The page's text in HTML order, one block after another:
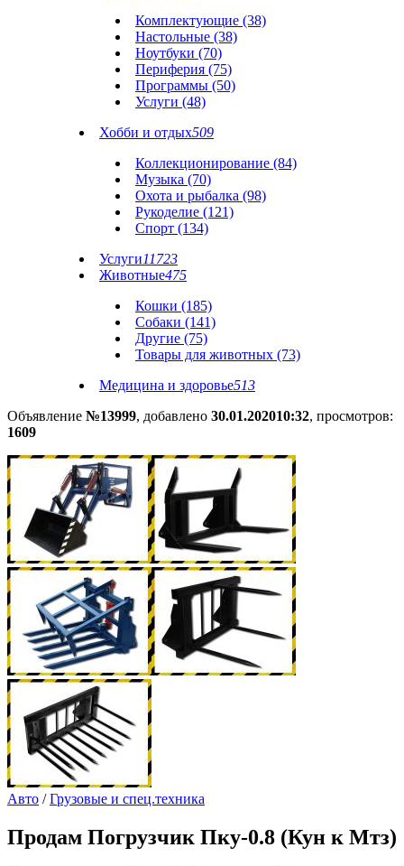
Комплектующие (38)
Настольные (38)
Ноутбуки (70)
Периферия (75)
Программы (50)
Услуги (48)
Хобби и отдых509
Коллекционирование (84)
Музыка (70)
Охота и рыбалка (98)
Рукоделие (121)
Спорт (134)
Услуги11723
Животные475
Кошки (185)
Собаки (141)
Другие (75)
Товары для животных (73)
Медицина и здоровье513
Объявление №13999, добавлено 30.01.202010:32, просмотров:
1609
Авто /Грузовые и спец.техника
Продам Погрузчик Пку-0.8 (Кун к Мтз)